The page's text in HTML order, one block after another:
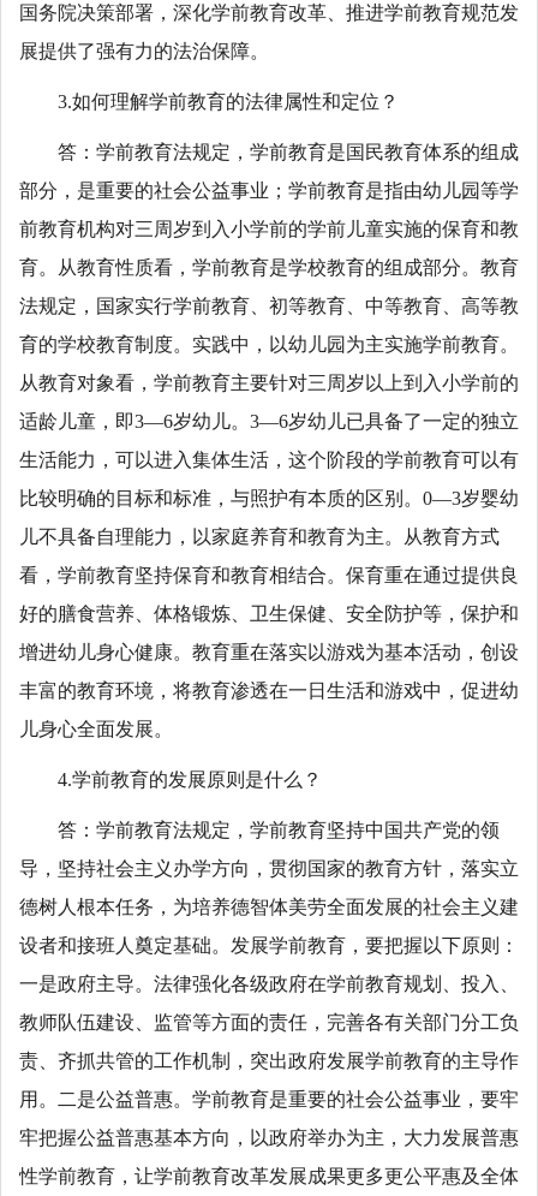
国务院决策部署，深化学前教育改革、推进学前教育规范发
展提供了强有力的法治保障。
3.如何理解学前教育的法律属性和定位？
答：学前教育法规定，学前教育是国民教育体系的组成
部分，是重要的社会公益事业；学前教育是指由幼儿园等学
前教育机构对三周岁到入小学前的学前儿童实施的保育和教
育。从教育性质看，学前教育是学校教育的组成部分。教育
法规定，国家实行学前教育、初等教育、中等教育、高等教
育的学校教育制度。实践中，以幼儿园为主实施学前教育。
从教育对象看，学前教育主要针对三周岁以上到入小学前的
适龄儿童，即3—6岁幼儿。3—6岁幼儿已具备了一定的独立
生活能力，可以进入集体生活，这个阶段的学前教育可以有
比较明确的目标和标准，与照护有本质的区别。0—3岁婴幼
儿不具备自理能力，以家庭养育和教育为主。从教育方式
看，学前教育坚持保育和教育相结合。保育重在通过提供良
好的膳食营养、体格锻炼、卫生保健、安全防护等，保护和
增进幼儿身心健康。教育重在落实以游戏为基本活动，创设
丰富的教育环境，将教育渗透在一日生活和游戏中，促进幼
儿身心全面发展。
4.学前教育的发展原则是什么？
答：学前教育法规定，学前教育坚持中国共产党的领
导，坚持社会主义办学方向，贯彻国家的教育方针，落实立
德树人根本任务，为培养德智体美劳全面发展的社会主义建
设者和接班人奠定基础。发展学前教育，要把握以下原则：
一是政府主导。法律强化各级政府在学前教育规划、投入、
教师队伍建设、监管等方面的责任，完善各有关部门分工负
责、齐抓共管的工作机制，突出政府发展学前教育的主导作
用。二是公益普惠。学前教育是重要的社会公益事业，要牢
牢把握公益普惠基本方向，以政府举办为主，大力发展普惠
性学前教育，让学前教育改革发展成果更多更公平惠及全体